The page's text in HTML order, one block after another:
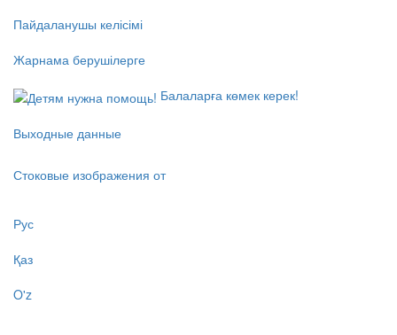
Пайдаланушы келісімі
Жарнама берушілерге
Балаларға көмек керек!
Выходные данные
Стоковые изображения от
Рус
Қаз
O'z